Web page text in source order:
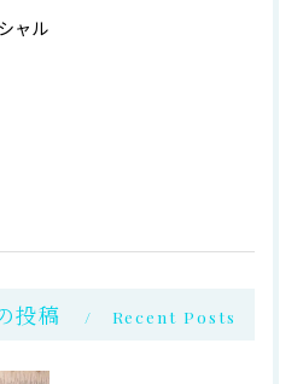
ャル
投稿 Recent Posts